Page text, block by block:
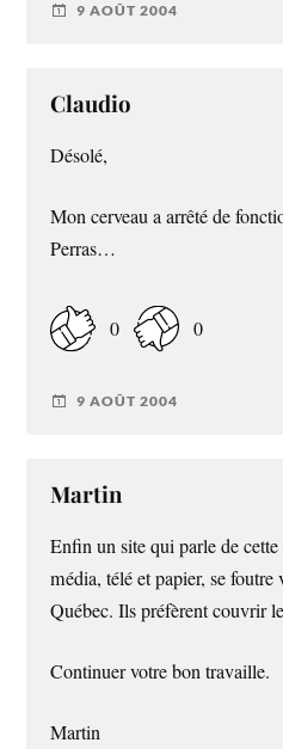
9 AOÛT 2004
Claudio
Désolé,
Mon cerveau a arrêté de
Perras…
0 0
9 AOÛT 2004
Martin
Enfin un site qui parle de
média, télé et papier, se
Québec. Ils préfèrent couvrir
Continuer votre bon travaille.
Martin